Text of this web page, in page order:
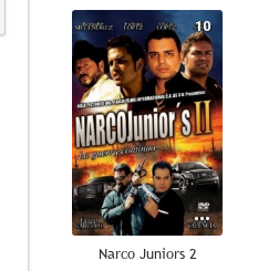
10
Narco Juniors 2